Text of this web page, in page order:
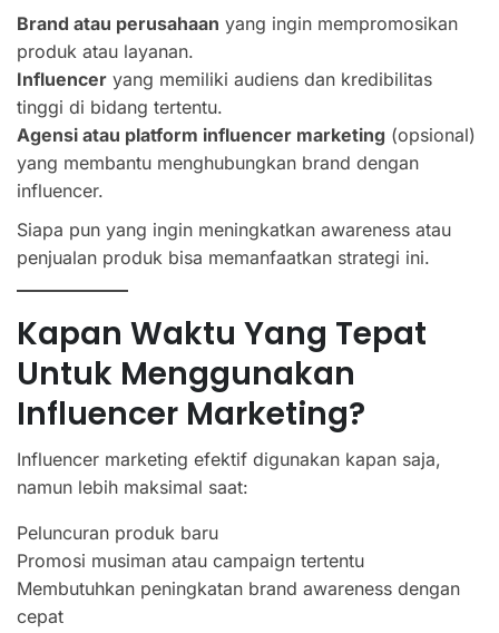
Brand atau perusahaan yang ingin mempromosikan
produk atau layanan.
Influencer yang memiliki audiens dan kredibilitas
tinggi di bidang tertentu.
Agensi atau platform influencer marketing (opsional)
yang membantu menghubungkan brand dengan
influencer.
Siapa pun yang ingin meningkatkan awareness atau
penjualan produk bisa memanfaatkan strategi ini.
Kapan Waktu Yang Tepat
Untuk Menggunakan
Influencer Marketing?
Influencer marketing efektif digunakan kapan saja,
namun lebih maksimal saat:
Peluncuran produk baru
Promosi musiman atau campaign tertentu
Membutuhkan peningkatan brand awareness dengan
cepat